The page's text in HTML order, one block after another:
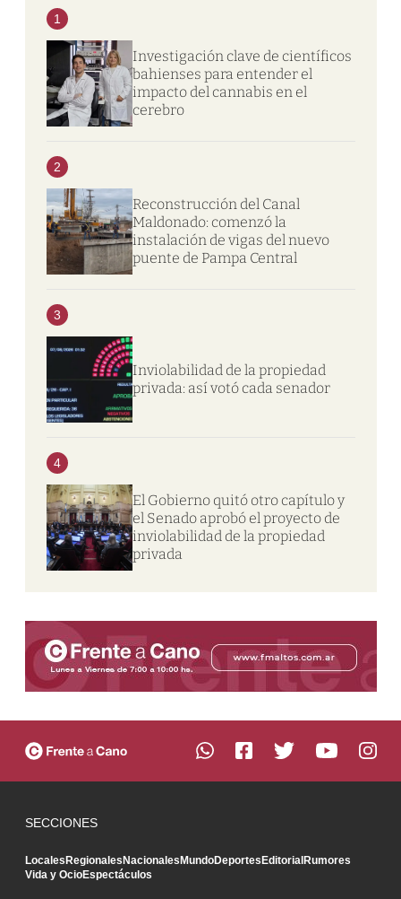
1
Investigación clave de científicos
bahienses para entender el
impacto del cannabis en el
cerebro
2
Reconstrucción del Canal
Maldonado: comenzó la
instalación de vigas del nuevo
puente de Pampa Central
3
Inviolabilidad de la propiedad
privada: así votó cada senador
4
El Gobierno quitó otro capítulo y
el Senado aprobó el proyecto de
inviolabilidad de la propiedad
privada
SECCIONES
LocalesRegionalesNacionalesMundoDeportesEditorialRumores
Vida y OcioEspectáculos